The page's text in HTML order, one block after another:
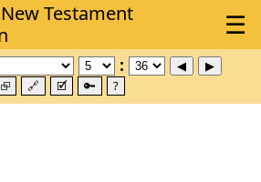
⮺ 🔗 🗹 🔑 ?